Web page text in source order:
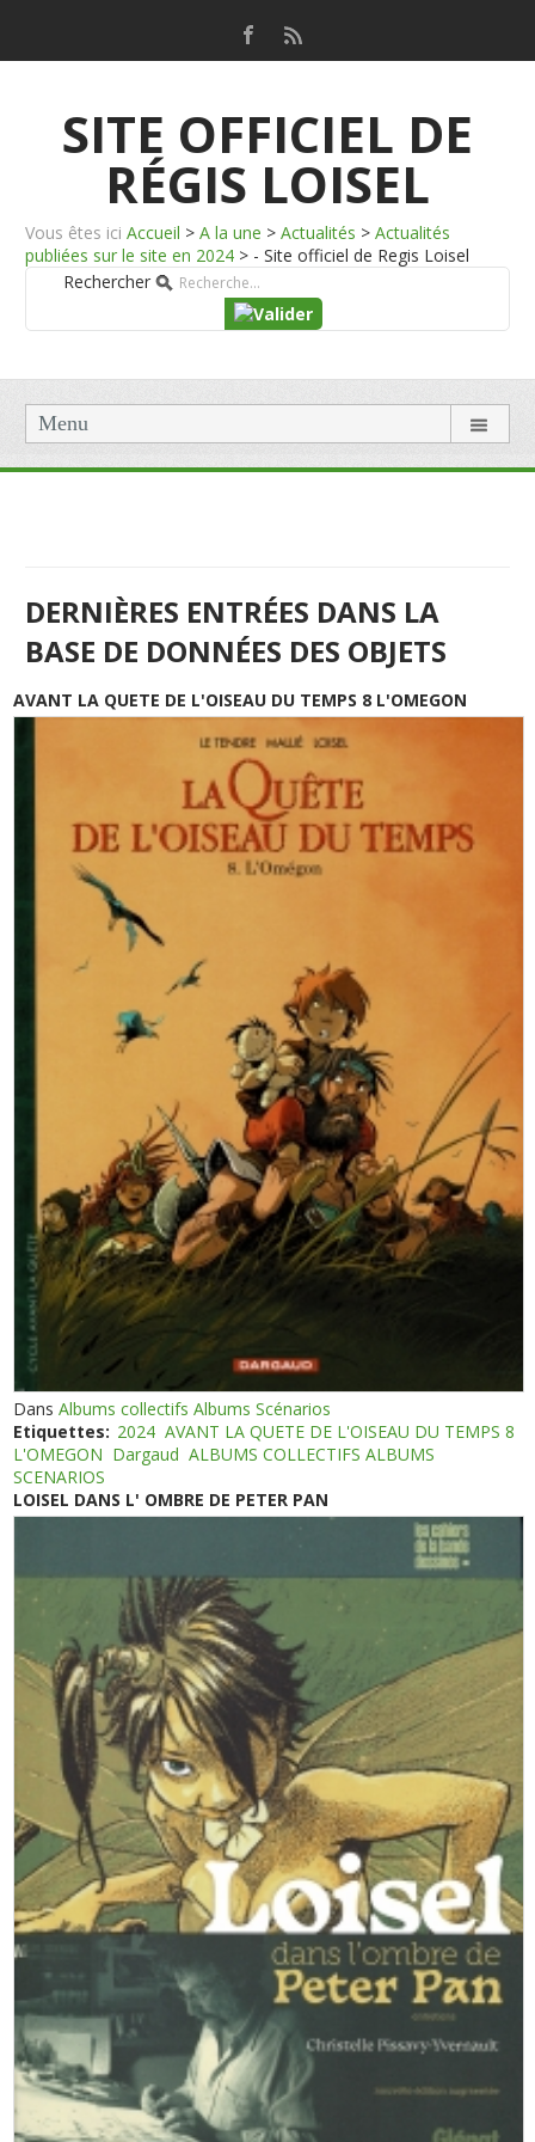
SITE OFFICIEL DE
RÉGIS LOISEL
Vous êtes ici Accueil > A la une > Actualités > Actualités
publiées sur le site en 2024 > - Site officiel de Regis Loisel
Rechercher
Menu
DERNIÈRES ENTRÉES DANS LA
BASE DE DONNÉES DES OBJETS
AVANT LA QUETE DE L'OISEAU DU TEMPS 8 L'OMEGON
DansAlbums collectifs Albums Scénarios
Etiquettes: 2024 AVANT LA QUETE DE L'OISEAU DU TEMPS 8
L'OMEGON Dargaud ALBUMS COLLECTIFS ALBUMS
SCENARIOS
LOISEL DANS L' OMBRE DE PETER PAN